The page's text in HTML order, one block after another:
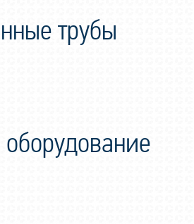
трубы